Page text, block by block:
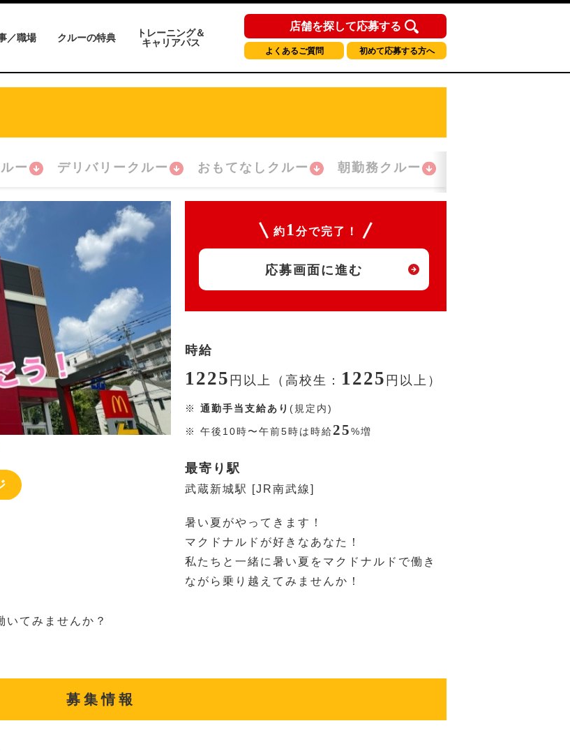
／職場 クルーの特典
トレーニング＆
キャリアパス
店舗を探して応募する
よくあるご質問 初めて応募する方へ
ー デリバリークルー おもてなしクルー 朝勤務クルー
いてみませんか？
約 1 分で完了！
応募画面に進む
時給
1225 円 以上（高校生： 1225 円 以上）
※ 通勤手当支給あり (規定内)
※ 午後10時〜午前5時は時給25%増
最寄り駅
武蔵新城駅 [JR南武線]
暑い夏がやってきます！
マクドナルドが好きなあなた！
私たちと一緒に暑い夏をマクドナルドで働き
ながら乗り越えてみませんか！
募集情報